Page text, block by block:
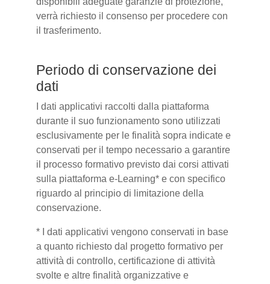
verrà richiesto il consenso per procedere con
il trasferimento.
Periodo di conservazione dei
dati
I dati applicativi raccolti dalla piattaforma
durante il suo funzionamento sono utilizzati
esclusivamente per le finalità sopra indicate e
conservati per il tempo necessario a garantire
il processo formativo previsto dai corsi attivati
sulla piattaforma e-Learning* e con specifico
riguardo al principio di limitazione della
conservazione.
* I dati applicativi vengono conservati in base
a quanto richiesto dal progetto formativo per
attività di controllo, certificazione di attività
svolte e altre finalità organizzative e